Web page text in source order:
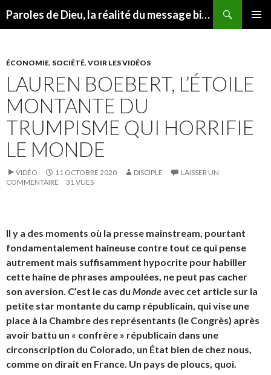
Paroles de Dieu, la réalité du message biblique
ÉCONOMIE, SOCIÉTÉ, VOIR LES VIDÉOS
LAUREN BOEBERT, L’ÉTOILE
MONTANTE DU
TRUMPISME QUI HORRIFIE
LE MONDE
VIDÉO 11 OCTOBRE 2020 DISCIPLE
LAISSER UN
COMMENTAIRE
31 VUES
Il y a des moments où la presse mainstream, pourtant
fondamentalement haineuse contre tout ce qui pense
autrement mais suffisamment hypocrite pour habiller
cette haine de phrases ampoulées, ne peut pas cacher
son aversion. C’est le cas du Monde avec cet article sur la
petite star montante du camp républicain, qui vise une
place à la Chambre des représentants (le Congrès) après
avoir battu un « confrère » républicain dans une
circonscription du Colorado, un État bien de chez nous,
comme on dirait en France. Un pays de ploucs, quoi.